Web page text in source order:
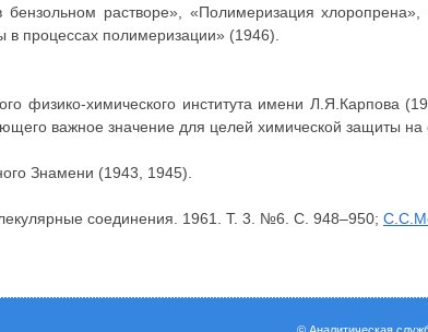
бензольном растворе», «Полимеризация
в процессах полимеризации» (1946).
физико-химического института имени Л.Я.Карпова
важное значение для целей химической защиты на
Знамени (1943, 1945).
соединения. 1961. Т. 3. №6. С. 948–950;